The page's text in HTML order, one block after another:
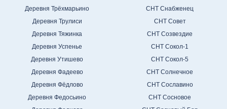
Деревня Трёхмарьино
Деревня Трулиси
Деревня Тяжинка
Деревня Успенье
Деревня Утишево
Деревня Фадеево
Деревня Фёдлово
Деревня Федосьино
СНТ Снабженец
СНТ Совет
СНТ Созвездие
СНТ Сокол-1
СНТ Сокол-5
СНТ Солнечное
СНТ Сославино
СНТ Сосновое